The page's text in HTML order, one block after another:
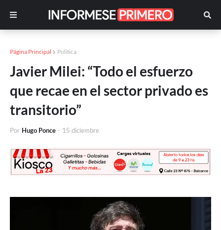
Página Principal Politica
Javier Milei: “Todo el esfuerzo
que recae en el sector privado es
transitorio”
Por Hugo Ponce - 15 diciembre